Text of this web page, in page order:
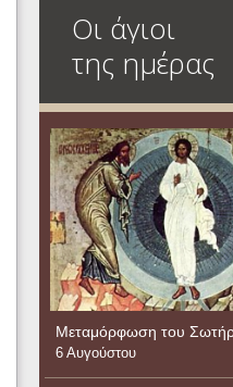
Οι άγιοι
της ημέρας
Μεταμόρφωση του
6 Αυγούστου